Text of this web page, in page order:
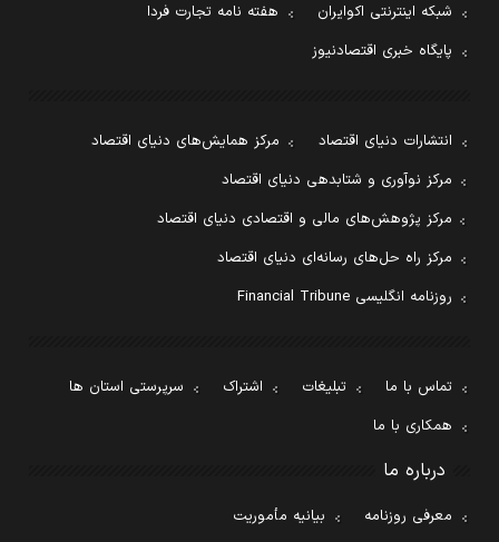
شبکه اینترنتی اکوایران
هفته نامه تجارت فردا
پایگاه خبری اقتصادنیوز
انتشارات دنیای اقتصاد
مرکز همایش‌های دنیای اقتصاد
مرکز نوآوری و شتابدهی دنیای اقتصاد
مرکز پژوهش‌های مالی و اقتصادی دنیای اقتصاد
مرکز راه حل‌های رسانه‌ای دنیای اقتصاد
روزنامه انگلیسی Financial Tribune
تماس با ما تبلیغات اشتراک
سرپرستی استان ها
همکاری با ما
درباره ما
معرفی روزنامه بیانیه مأموریت